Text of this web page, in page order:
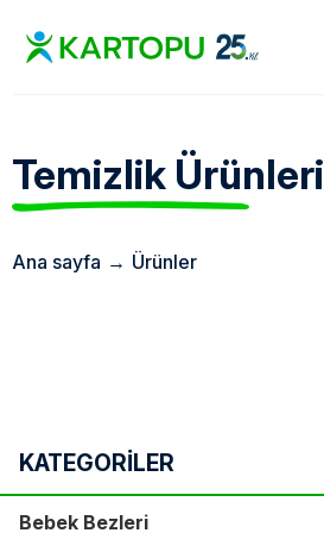
Temizlik Ürünleri
Ana sayfa → Ürünler
KATEGORİLER
Bebek Bezleri